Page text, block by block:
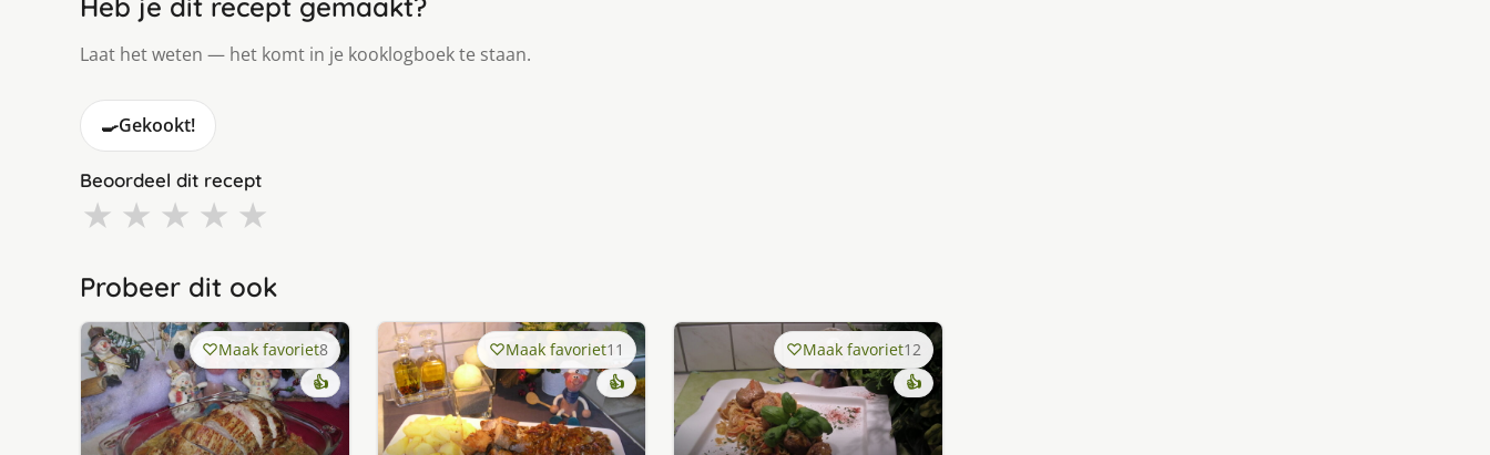
Heb je dit recept gemaakt?
Laat het weten — het komt in je kooklogboek te staan.
🍳Gekookt!
Beoordeel dit recept
★ ★ ★ ★ ★
Probeer dit ook
Maak favoriet8
👍
Maak favoriet11
👍
Maak favoriet12
👍